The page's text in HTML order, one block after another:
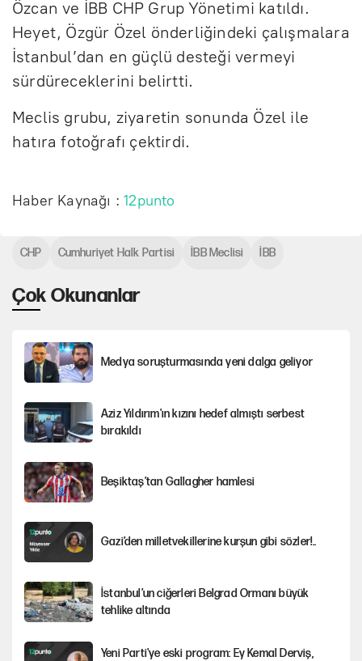
Özcan ve İBB CHP Grup Yönetimi katıldı.
Heyet, Özgür Özel önderliğindeki çalışmalara
İstanbul’dan en güçlü desteği vermeyi
sürdüreceklerini belirtti.
Meclis grubu, ziyaretin sonunda Özel ile
hatıra fotoğrafı çektirdi.
Haber Kaynağı :12punto
Çok Okunanlar
Medya soruşturmasında yeni dalga geliyor
Aziz Yıldırım'ın kızını hedef almıştı serbest
bırakıldı
Beşiktaş’tan Gallagher hamlesi
Gazi’den milletvekillerine kurşun gibi sözler!..
İstanbul’un ciğerleri Belgrad Ormanı büyük
tehlike altında
Yeni Parti'ye eski program: Ey Kemal Derviş,
CHP Cumhuriyet Halk Partisi İBB Meclisi İBB